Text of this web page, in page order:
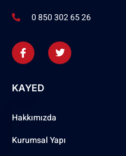
0 850 302 65 26
KAYED
Hakkımızda
Kurumsal Yapı